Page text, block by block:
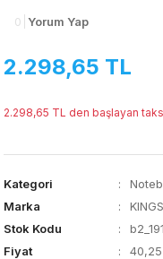
0 Yorum Yap
2.298,65 TL
2.298,65 TL den başlayan
Kategori
Marka
Stok Kodu
Fiyat
40,25